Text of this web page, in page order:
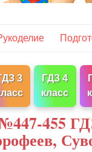
3
ГДЗ 4
класс
455